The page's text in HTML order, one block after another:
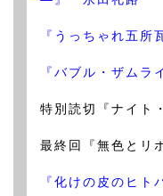
『うっちゃれ五所
『バブル・ザムラ
特別読切『ナイト
最終回『無色とリ
『化けの皮のヒト